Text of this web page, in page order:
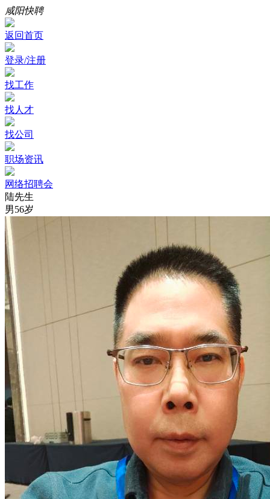
咸阳快聘
返回首页
登录/注册
找工作
找人才
找公司
职场资讯
网络招聘会
陆先生
男56岁